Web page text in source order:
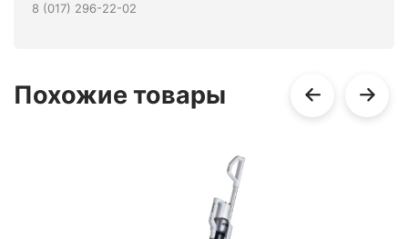
8 (017) 296-22-02
Похожие товары